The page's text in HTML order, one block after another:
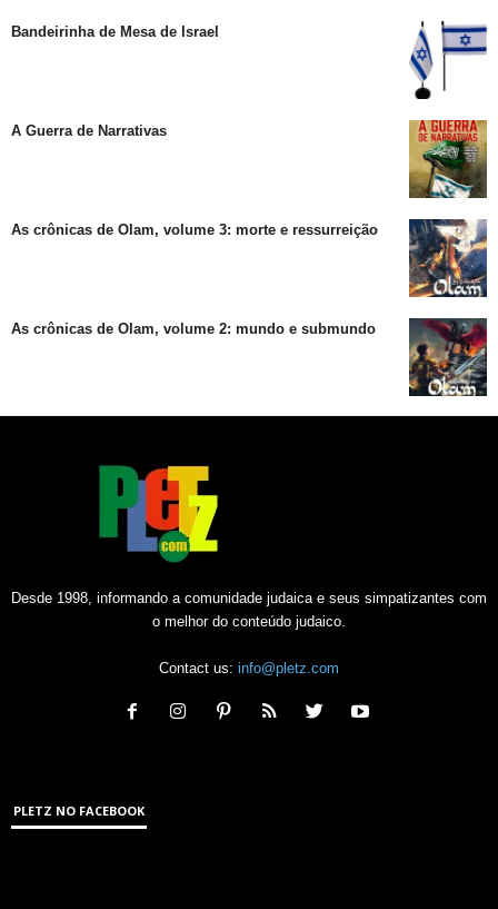
Bandeirinha de Mesa de Israel
A Guerra de Narrativas
As crônicas de Olam, volume 3: morte e ressurreição
As crônicas de Olam, volume 2: mundo e submundo
Desde 1998, informando a comunidade judaica e seus simpatizantes com
o melhor do conteúdo judaico.
Contact us: info@pletz.com
PLETZ NO FACEBOOK